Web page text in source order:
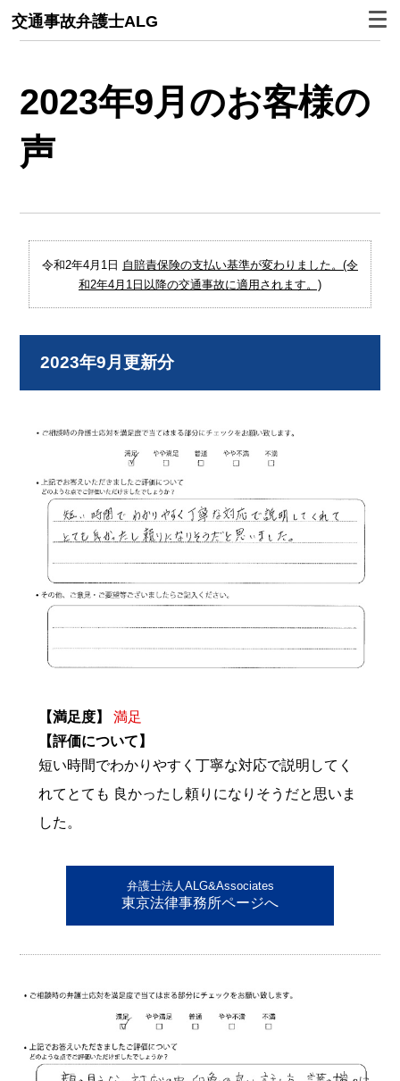
交通事故弁護士ALG
2023年9月のお客様の
声
令和2年4月1日 自賠責保険の支払い基準が変わりました。(令
和2年4月1日以降の交通事故に適用されます。)
2023年9月更新分
【満足度】
満足
【評価について】
短い時間でわかりやすく丁寧な対応で説明してく
れてとても 良かったし頼りになりそうだと思いま
した。
弁護士法人ALG&Associates
東京法律事務所ページへ